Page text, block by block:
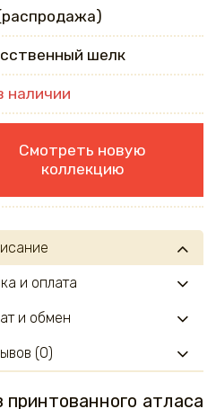
шелк
наличии
Смотреть новую
коллекцию
принтованного атласа
и оплата
и обмен
(0)